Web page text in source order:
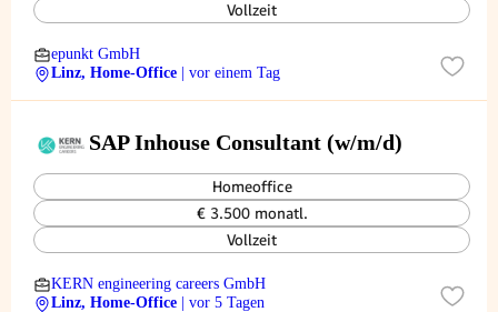
Vollzeit
epunkt GmbH
Linz, Home-Office
| vor einem Tag
SAP Inhouse Consultant (w/m/d)
Homeoffice
€ 3.500 monatl.
Vollzeit
KERN engineering careers GmbH
Linz, Home-Office
| vor 5 Tagen